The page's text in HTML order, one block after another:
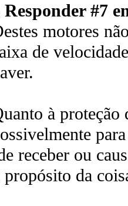
Responder #7
motores
de
à proteção
receber ou
propósito da